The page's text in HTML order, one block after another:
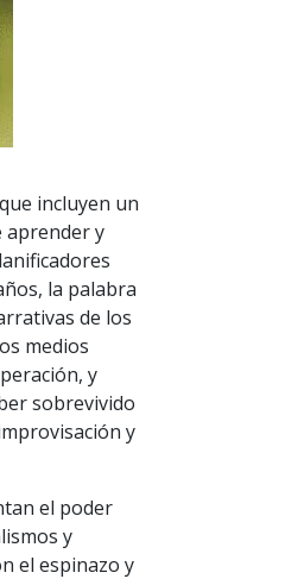
incluyen un
aprender y
la palabra
de los
medios
y
sobrevivido
y
el poder
y
el espinazo y